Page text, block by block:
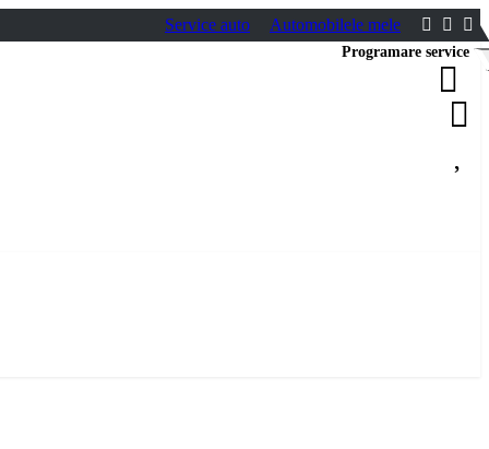
Service auto Automobilele mele
Programare service